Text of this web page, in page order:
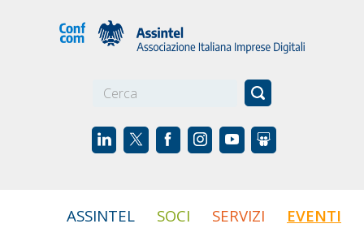
ASSINTEL SOCI SERVIZI EVENTI